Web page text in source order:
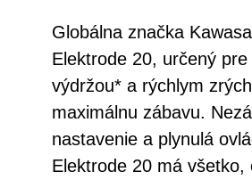
Globálna značka
Elektrode 20, určený
výdržou* a rýchlym
maximálnu zábavu.
nastavenie a plynulá
Elektrode 20 má